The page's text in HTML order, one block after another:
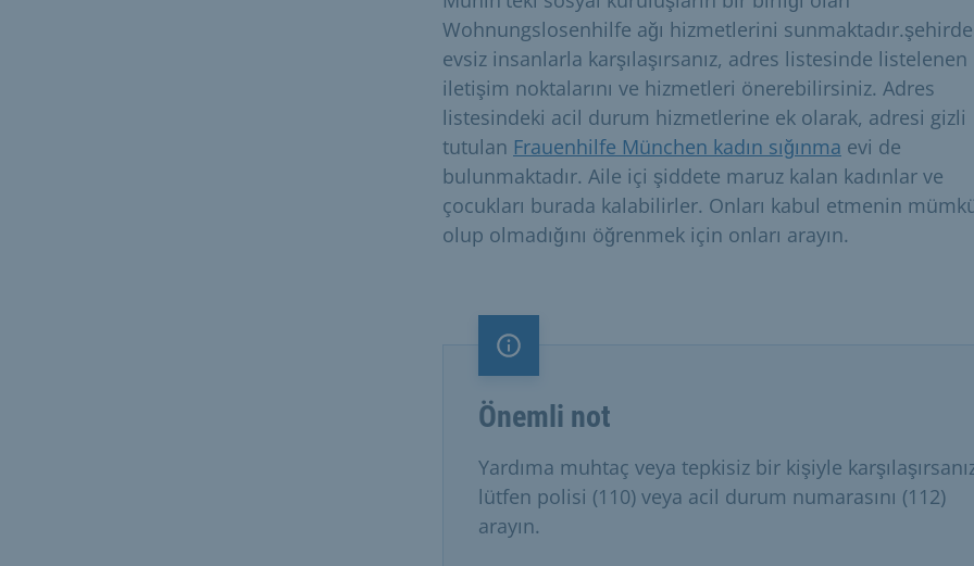
Wohnungslosenhilfe ağı hizmetlerini sunmaktadır.şehirde
evsiz insanlarla karşılaşırsanız, adres listesinde listelenen
iletişim noktalarını ve hizmetleri önerebilirsiniz. Adres
listesindeki acil durum hizmetlerine ek olarak, adresi gizli
tutulan Frauenhilfe München kadın sığınma evi de
bulunmaktadır. Aile içi şiddete maruz kalan kadınlar ve
çocukları burada kalabilirler. Onları kabul etmenin
olup olmadığını öğrenmek için onları arayın.
Önemli not
Önemli not
Yardıma muhtaç veya tepkisiz bir kişiyle
lütfen polisi (110) veya acil durum numarasını (112)
arayın.